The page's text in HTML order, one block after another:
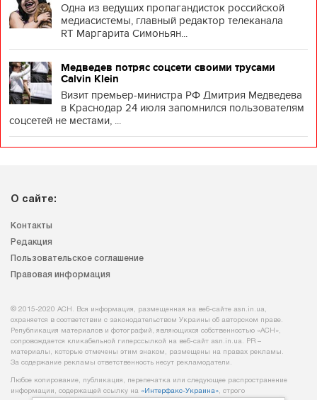
Одна из ведущих пропагандисток российской
медиасистемы, главный редактор телеканала
RT Маргарита Симоньян...
Медведев потряс соцсети своими трусами
Calvin Klein
Визит премьер-министра РФ Дмитрия Медведева
в Краснодар 24 июля запомнился пользователям
соцсетей не местами, ...
О сайте:
Контакты
Редакция
Пользовательское соглашение
Правовая информация
© 2015-2020 АСН. Вся информация, размещенная на веб-сайте asn.in.ua,
охраняется в соответствии с законодательством Украины об авторском праве.
Републикация материалов и фотографий, являющихся собственностью «АСН»,
сопровождается кликабельной гиперссылкой на веб-сайт asn.іn.ua. PR –
материалы, которые отмечены этим знаком, размещены на правах рекламы.
За содержание рекламы ответственность несут рекламодатели.
Любое копирование, публикация, перепечатка или следующее распространение
информации, содержащей ссылку на «Интерфакс-Украина», строго